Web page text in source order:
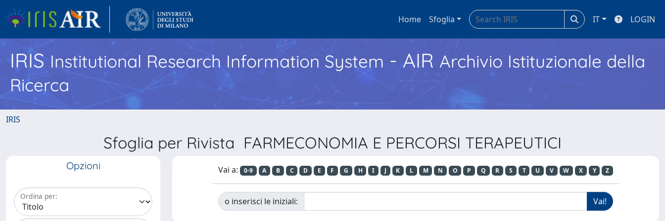
Home Sfoglia IT LOGIN
IRISInstitutional Research Information System - AIR Archivio Istituzionale della
Ricerca
IRIS
Sfoglia per Rivista FARMECONOMIA E PERCORSI TERAPEUTICI
Opzioni
Ordina per:
Vai a: 0-9 A B C D E F G H I J K L M N O P Q R S T U V W X Y Z
o inserisci le iniziali: